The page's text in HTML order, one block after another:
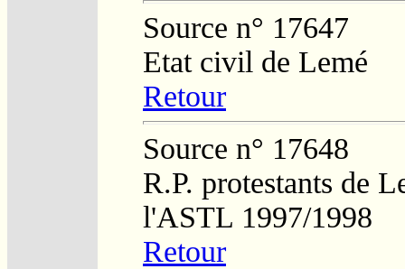
Source n° 17647
Etat civil de Lemé
Retour
Source n° 17648
R.P. protestants de
l'ASTL 1997/1998
Retour